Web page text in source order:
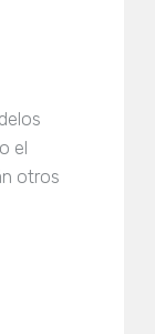
el
otros